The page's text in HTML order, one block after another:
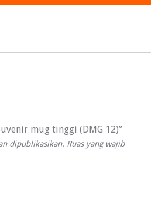
mug tinggi (DMG 12)”
dipublikasikan. Ruas yang wajib